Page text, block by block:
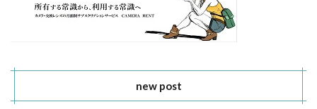
new post